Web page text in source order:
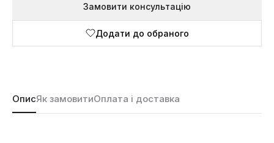
Замовити консультацію
Додати до обраного
ОписЯк замовитиОплата і доставка